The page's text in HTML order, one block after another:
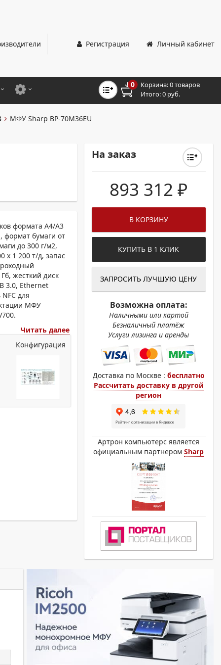
Личный кабинет
Регистрация
ПРИНТЕРЫ
ДЛЯ ШИРОКОФОРМАТНЫХ СИСТЕМ
0 Корзина:0 товаров
Итого:0 руб.
МФУ Sharp BP-70M36EU
формата A4/A3
формат бумаги от
до 300 г/м2,
х 1 200 т/д, запас
жесткий диск
3.0, Ethernet
для
МФУ
Читать далее
Конфигурация
На заказ
893 312₽
В КОРЗИНУ
КУПИТЬ В 1 КЛИК
ЗАПРОСИТЬ ЛУЧШУЮ ЦЕНУ
Возможна оплата:
Наличными или картой
Безналичный платёж
Услуги лизинга и аренды
Доставка по Москве : бесплатно
Рассчитать доставку в другой
регион
Артрон компьютерс является
официальным партнеромSharp